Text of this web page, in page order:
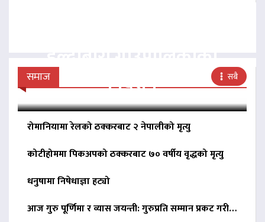
समाज सबै
निर्देशन
रोमानियामा रेलको ठक्करबाट २ नेपालीको मृत्यु
कोटीहोममा पिकअपको ठक्करबाट ७० वर्षीय वृद्धको मृत्यु
धनुषामा निषेधाज्ञा हट्यो
आज गुरु पूर्णिमा र व्यास जयन्ती: गुरुप्रति सम्मान प्रकट गरी…